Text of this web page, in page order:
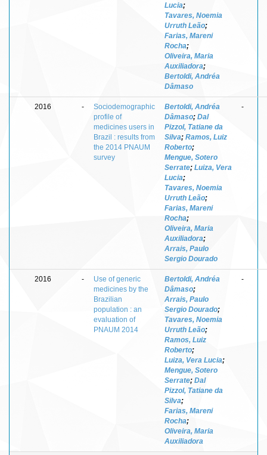
Lucia;
Tavares, Noemia
Urruth Leão;
Farias, Mareni
Rocha;
Oliveira, Maria
Auxiliadora;
Bertoldi, Andréa
Dâmaso
2016 -
Sociodemographic
profile of
medicines users in
Brazil : results from
the 2014 PNAUM
survey
Bertoldi, Andréa
Dâmaso; Dal
Pizzol, Tatiane da
Silva; Ramos, Luiz
Roberto;
Mengue, Sotero
Serrate; Luiza, Vera
Lucia;
Tavares, Noemia
Urruth Leão;
Farias, Mareni
Rocha;
Oliveira, Maria
Auxiliadora;
Arrais, Paulo
Sergio Dourado
-
2016 -
Use of generic
medicines by the
Brazilian
population : an
evaluation of
PNAUM 2014
Bertoldi, Andréa
Dâmaso;
Arrais, Paulo
Sergio Dourado;
Tavares, Noemia
Urruth Leão;
Ramos, Luiz
Roberto;
Luiza, Vera Lucia;
Mengue, Sotero
Serrate; Dal
Pizzol, Tatiane da
Silva;
Farias, Mareni
Rocha;
Oliveira, Maria
Auxiliadora
-